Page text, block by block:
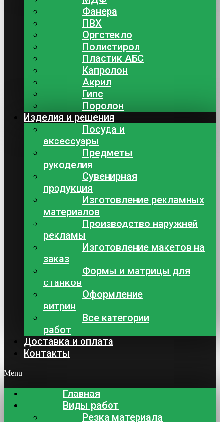
Фанера
ПВХ
Оргстекло
Полистирол
Пластик АБС
Капролон
Акрил
Гипс
Поролон
Изделия и решения
Посуда и
аксессуары
Предметы
рукоделия
Сувенирная
продукция
Изготовление рекламных
материалов
Производство наружней
рекламы
Изготовление макетов на
заказ
Формы и матрицы для
станков
Оформление
витрин
Все категории
работ
Доставка и оплата
Контакты
Menu
Главная
Виды работ
Резка материала